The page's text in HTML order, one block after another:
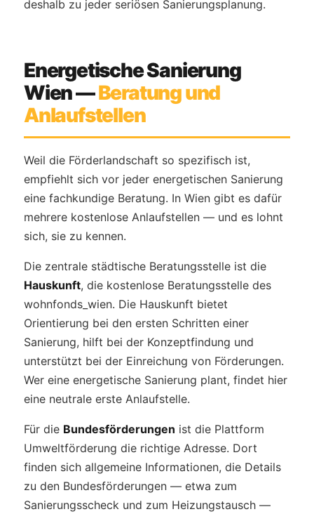
deshalb zu jeder seriösen Sanierungsplanung.
Energetische Sanierung
Wien —Beratung und
Anlaufstellen
Weil die Förderlandschaft so spezifisch ist,
empfiehlt sich vor jeder energetischen Sanierung
eine fachkundige Beratung. In Wien gibt es dafür
mehrere kostenlose Anlaufstellen — und es lohnt
sich, sie zu kennen.
Die zentrale städtische Beratungsstelle ist die
Hauskunft, die kostenlose Beratungsstelle des
wohnfonds_wien. Die Hauskunft bietet
Orientierung bei den ersten Schritten einer
Sanierung, hilft bei der Konzeptfindung und
unterstützt bei der Einreichung von Förderungen.
Wer eine energetische Sanierung plant, findet hier
eine neutrale erste Anlaufstelle.
Für die Bundesförderungen ist die Plattform
Umweltförderung die richtige Adresse. Dort
finden sich allgemeine Informationen, die Details
zu den Bundesförderungen — etwa zum
Sanierungsscheck und zum Heizungstausch —